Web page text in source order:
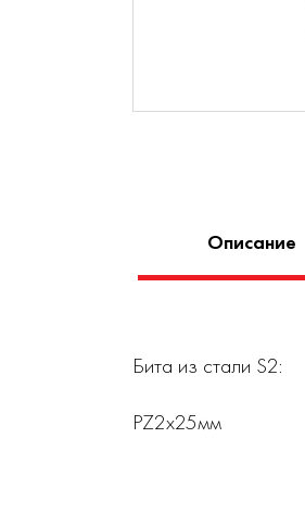
Описание
Бита из стали S2:
PZ2х25мм